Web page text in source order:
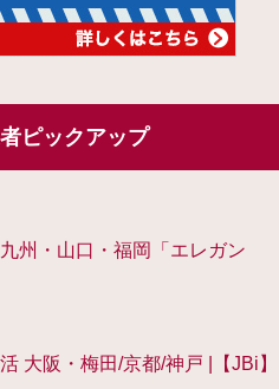
ピックアップ
州・山口・福岡「エレガン
大阪・梅田/京都/神戸 |【JBi】